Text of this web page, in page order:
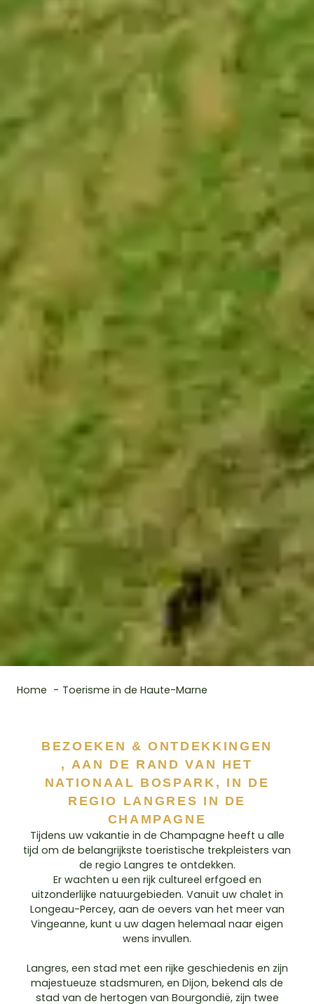
Home Toerisme in de Haute-Marne
BEZOEKEN & ONTDEKKINGEN
, AAN DE RAND VAN HET
NATIONAAL BOSPARK, IN DE
REGIO LANGRES IN DE
CHAMPAGNE
Tijdens uw vakantie in de Champagne heeft u alle
tijd om de belangrijkste toeristische trekpleisters van
de regio Langres te ontdekken.
Er wachten u een rijk cultureel erfgoed en
uitzonderlijke natuurgebieden. Vanuit uw chalet in
Longeau-Percey, aan de oevers van het meer van
Vingeanne, kunt u uw dagen helemaal naar eigen
wens invullen.
Langres, een stad met een rijke geschiedenis en zijn
majestueuze stadsmuren, en Dijon, bekend als de
stad van de hertogen van Bourgondië, zijn twee